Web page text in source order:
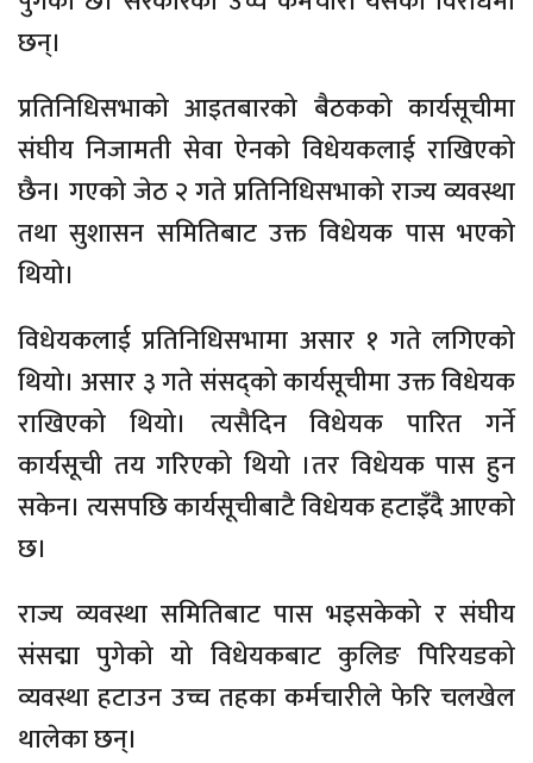
छन्।
प्रतिनिधिसभाको आइतबारको बैठकको कार्यसूचीमा
संघीय निजामती सेवा ऐनको विधेयकलाई राखिएको
छैन। गएको जेठ २ गते प्रतिनिधिसभाको राज्य व्यवस्था
तथा सुशासन समितिबाट उक्त विधेयक पास भएको
थियो।
विधेयकलाई प्रतिनिधिसभामा असार १ गते लगिएको
थियो। असार ३ गते संसद्को कार्यसूचीमा उक्त विधेयक
राखिएको थियो। त्यसैदिन विधेयक पारित गर्ने
कार्यसूची तय गरिएको थियो ।तर विधेयक पास हुन
सकेन। त्यसपछि कार्यसूचीबाटै विधेयक हटाइँदै आएको
छ।
राज्य व्यवस्था समितिबाट पास भइसकेको र संघीय
संसद्मा पुगेको यो विधेयकबाट कुलिङ पिरियडको
व्यवस्था हटाउन उच्च तहका कर्मचारीले फेरि चलखेल
थालेका छन्।